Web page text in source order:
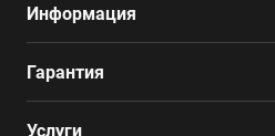
Информация
Гарантия
Услуги